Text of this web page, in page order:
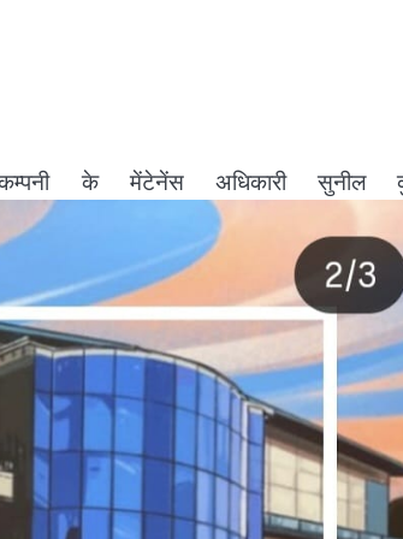
के मेंटेनेंस अधिकारी सुनील